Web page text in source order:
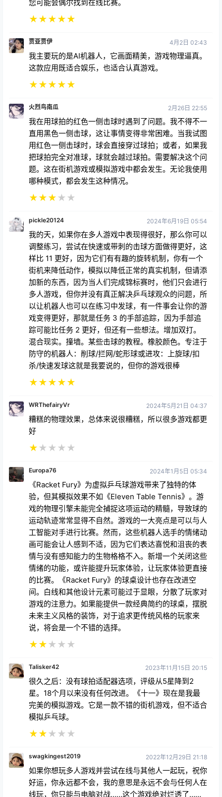
您可能会偶尔找到在线比赛。
★★★★★
贾亚贾伊 4月2日 02:43
我主要玩的是AI机器人，它画面精美，游戏物理逼真。
这款应用既适合娱乐，也适合认真游戏。
★★★★★
火烈鸟南瓜 2月26日 22:55
我在用球拍的红色一侧击球时遇到了问题。我不得不一
直用黑色一侧击球，这让事情变得非常困难。当我试图
用红色一侧击球时，球会直接穿过球拍；或者，如果我
把球拍完全对准球，球就会越过球拍。需要解决这个问
题。这在街机游戏或模拟游戏中都会发生。无论我使用
哪种模式，都会发生这种情况。
★★★★ ★
pickle20124 2024年6月19日 05:54
我的天，如果你在多人游戏中表现得很好，那么你可以
调整练习，尝试在快速或带刺的击球方面做得更好，这
样比 11 更好，因为它们有有趣的旋转机制，你有一个
街机来降低动作，模拟以降低正常的真实机制，但请添
加新的东西，因为当人们完成锦标赛时，他们只会进行
多人游戏，但你并没有真正解决乒乓球观众的问题，所
以让机器人也可以在练习中发球，有一件事会让你的游
戏变得更好，那就是任务 3 的手部追踪，因为手部追
踪可能比任务 2 更好，但还有一些想法。增加双打。
混合现实。撞墙。某些击球的教程。橡胶颜色。专注于
防守的机器人：削球/拦网/蛇形球或进攻：上旋球/扣
杀/快速发球这就是我要说的，但你的游戏很棒
★★★★★
WRThefairyVr 2024年5月21日 04:37
糟糕的物理效果，总体来说很糟糕，所以很多游戏都更
好
★★ ★ ★ ★
Europa76 2024年1月5日 05:34
《Racket Fury》为虚拟乒乓球游戏带来了独特的体
验，但其模拟效果不如《Eleven Table Tennis》。游
戏的物理引擎未能完全捕捉这项运动的精髓，导致球的
运动轨迹常常显得不自然。游戏的一大亮点是可以与人
工智能对手进行比赛。然而，这些机器人选手的情绪动
画可能会让人感到不适，因为它们表达喜悦和沮丧的表
情与没有感知能力的生物格格不入。新增一个关闭这些
情绪的功能，或许能提升玩家体验，让玩家体验更直接
的比赛。《Racket Fury》的球桌设计也存在改进空
间。白线和其他设计元素可能过于显眼，分散了玩家对
游戏的注意力。如果能提供一款经典简约的球桌，摆脱
未来主义风格的装饰，对于追求更传统风格的玩家来
说，将会是一个不错的选择。
★★★ ★ ★
Talisker42 2023年11月15日 20:15
很久之后：没有球拍适配器选项，评级从5星降到2
星。18个月以来没有任何改进。《十一》现在是我最
完美的模拟游戏。它是一款不错的街机游戏，但不适合
模拟乒乓球。
★★★ ★ ★
swagkingest2019 2022年12月29日 21:18
如果你想玩多人游戏并尝试在线与其他人一起玩，祝你
好运，你永远都不会，我的意思是永远不会与任何人在
线玩，你只能与电脑对战……这个游戏绝对烂透了……